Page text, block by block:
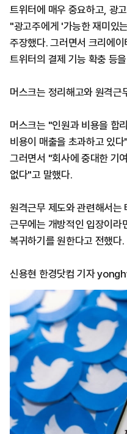
트위터에 매우 중요하고, 광
"광고주에게 '가능한 재미있
주장했다. 그러면서 크리에
트위터의 결제 기능 확충 등
머스크는 정리해고와 원격근
머스크는 "인원과 비용을 합
비용이 매출을 초과하고 있
그러면서 "회사에 중대한 기
없다"고 말했다.
원격근무 제도와 관련해서는
근무에는 개방적인 입장이라
복귀하기를 원한다고 전했다.
신용현 한경닷컴 기자